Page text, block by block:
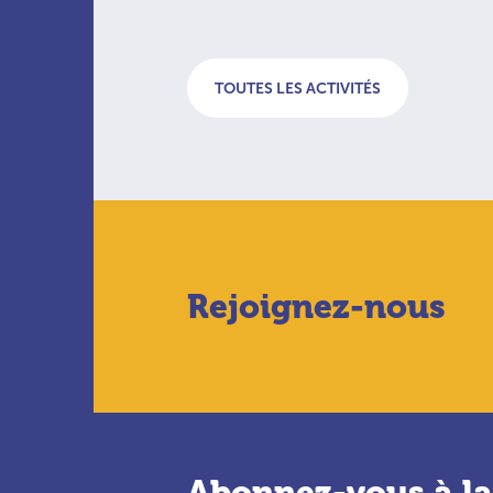
TOUTES LES ACTIVITÉS
Rejoignez-nous